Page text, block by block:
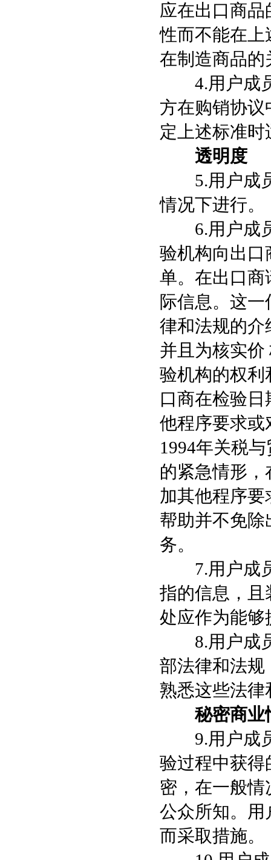
应在出口商
性而不能在上
在制造商品的
4.用户成员
方在购销协
定上述标准
透明度
5.用户成员
情况下进行。
6.用户成员
验机构向出口
单。在出口商
际信息。这
律和法规的介
并且为核实
验机构的权利
口商在检验
他程序要求或
1994年关税
的紧急情形
加其他程序
帮助并不免
务。
7.用户成员
指的信息，且
处应作为能够
8.用户成员
部法律和法规
熟悉这些法律
秘密商业
9.用户成员
验过程中获得
密，在一般
公众所知。用
而采取措施。